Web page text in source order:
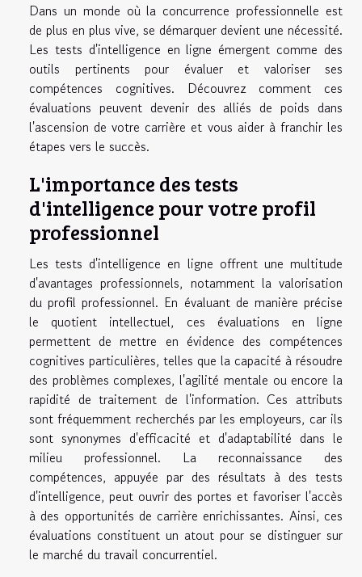
Dans un monde où la concurrence professionnelle est
de plus en plus vive, se démarquer devient une nécessité.
Les tests d'intelligence en ligne émergent comme des
outils pertinents pour évaluer et valoriser ses
compétences cognitives. Découvrez comment ces
évaluations peuvent devenir des alliés de poids dans
l'ascension de votre carrière et vous aider à franchir les
étapes vers le succès.
L'importance des tests
d'intelligence pour votre profil
professionnel
Les tests d'intelligence en ligne offrent une multitude
d'avantages professionnels, notamment la valorisation
du profil professionnel. En évaluant de manière précise
le quotient intellectuel, ces évaluations en ligne
permettent de mettre en évidence des compétences
cognitives particulières, telles que la capacité à résoudre
des problèmes complexes, l'agilité mentale ou encore la
rapidité de traitement de l'information. Ces attributs
sont fréquemment recherchés par les employeurs, car ils
sont synonymes d'efficacité et d'adaptabilité dans le
milieu professionnel. La reconnaissance des
compétences, appuyée par des résultats à des tests
d'intelligence, peut ouvrir des portes et favoriser l'accès
à des opportunités de carrière enrichissantes. Ainsi, ces
évaluations constituent un atout pour se distinguer sur
le marché du travail concurrentiel.